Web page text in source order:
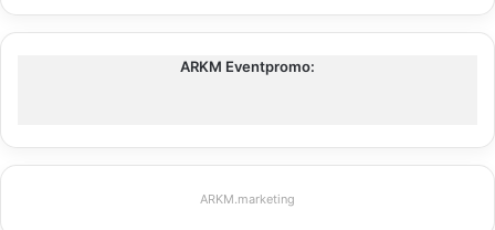
ARKM Eventpromo:
ARKM.marketing